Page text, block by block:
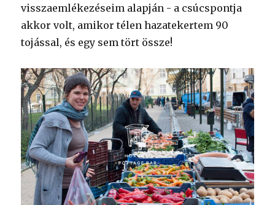
visszaemlékezéseim alapján - a csúcspontja
akkor volt, amikor télen hazatekertem 90
tojással, és egy sem tört össze!